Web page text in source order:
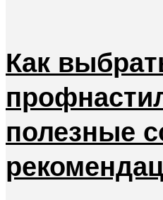
Как
полезные